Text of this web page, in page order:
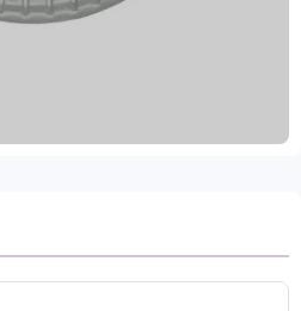
estable incluso a las altas
IATF TS16949 y R90 E-
de prueba y ofrecemos una